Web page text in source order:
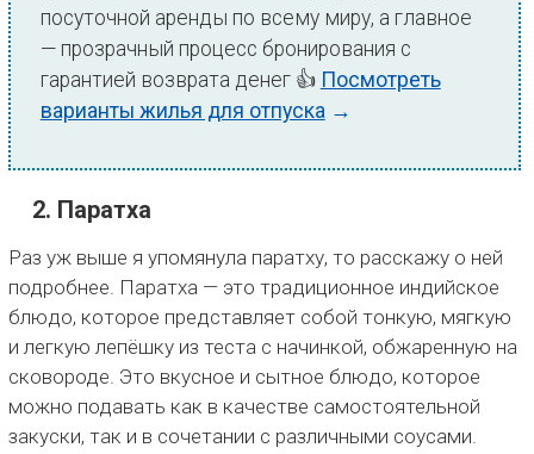
посуточной аренды по всему миру, а главное
— прозрачный процесс бронирования с
гарантией возврата денег 👍 Посмотреть
варианты жилья для отпуска →
2. Паратха
Раз уж выше я упомянула паратху, то расскажу о ней
подробнее. Паратха — это традиционное индийское
блюдо, которое представляет собой тонкую, мягкую
и легкую лепёшку из теста с начинкой, обжаренную на
сковороде. Это вкусное и сытное блюдо, которое
можно подавать как в качестве самостоятельной
закуски, так и в сочетании с различными соусами.